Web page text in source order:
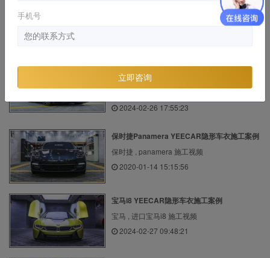
宝马X5施工YEECAR隐形车衣上海汽车贴膜案
2024-02-26 17:55:23
保时捷Panamera YEECAR隐形车衣施工案例
保时捷 , panamera 施工视频
2020-01-14 15:15:56
宝马i8 YEECAR隐形车衣施工案例
宝马 , 进口宝马i8 施工视频
2024-02-27 09:48:21
手机号
立即咨询